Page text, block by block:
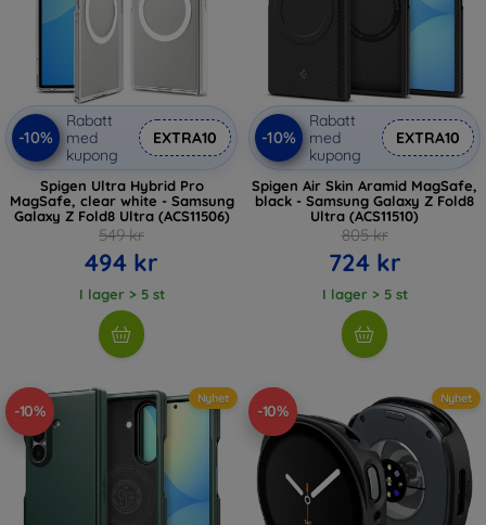
-10%
Rabatt
med
kupong
EXTRA10
Spigen Ultra Hybrid Pro
MagSafe, clear white - Samsung
Galaxy Z Fold8 Ultra (ACS11506)
549 kr
494 kr
I lager > 5 st
-10%
Rabatt
med
kupong
EXTRA10
Spigen Air Skin Aramid MagSafe,
black - Samsung Galaxy Z Fold8
Ultra (ACS11510)
805 kr
724 kr
I lager > 5 st
-10%
Nyhet
-10%
Nyhet